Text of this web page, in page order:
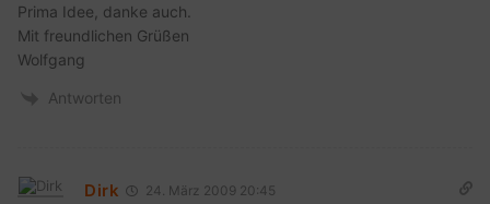
Prima Idee, danke auch.
Mit freundlichen Grüßen
Wolfgang
Antworten
Dirk 24. März 2009 20:45